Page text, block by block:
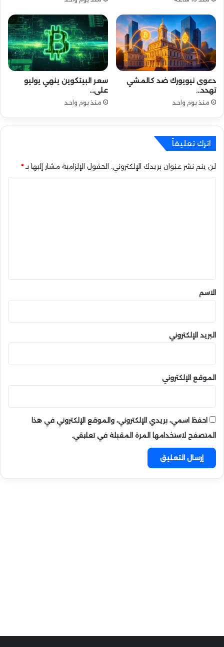
م
ق
ا
د
م
ع
ل
ب
ا
ا
ن
دعوى نيويورك ضد كالمشي
تهدد…
منذ يوم واحد
سعر البيتكوين ينهي يوليو
على…
منذ يوم واحد
اترك تعليقاً
لن يتم نشر عنوان بريدك الإلكتروني. الحقول الإلزامية مشار إليها بـ *
*الاسم
البريد الإلكتروني
الموقع الإلكتروني
احفظ اسمي، بريدي الإلكتروني، والموقع الإلكتروني في هذا
المتصفح لاستخدامها المرة المقبلة في تعليقي.